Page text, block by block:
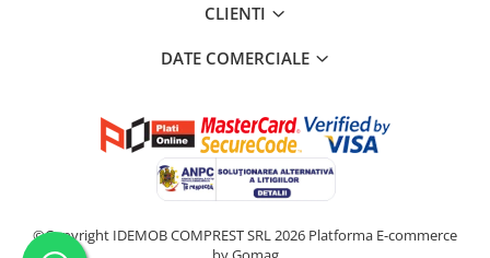
CLIENTI
DATE COMERCIALE
©Copyright IDEMOB COMPREST SRL 2026 Platforma E-commerce